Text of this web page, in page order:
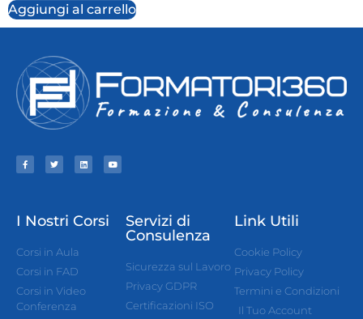
Aggiungi al carrello
I Nostri Corsi
Corsi in Aula
Corsi in FAD
Corsi in Video
Conferenza
Servizi di
Consulenza
Sicurezza sul Lavoro
Privacy GDPR
Certificazioni ISO
Link Utili
Cookie Policy
Privacy Policy
Termini e Condizioni
Il Tuo Account